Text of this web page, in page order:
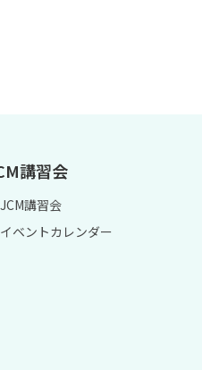
講習会
JCM講習会
イベントカレンダー